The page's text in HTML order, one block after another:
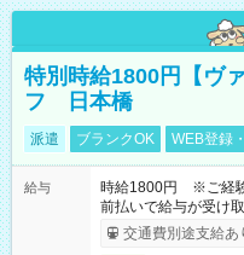
特別時給1800円【ヴ
フ 日本橋
派遣 ブランクOK WEB登録
給与
時給1800円 ※ご経験
前払いで給与が受け
交通費別途支給あ